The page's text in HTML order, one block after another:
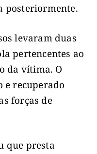
posteriormente.
levaram duas
pertencentes ao
da vítima. O
e recuperado
forças de
que presta